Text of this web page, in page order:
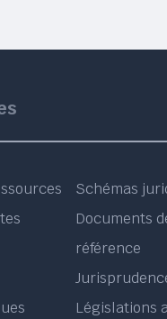
Schémas
Documents
référence
Législations